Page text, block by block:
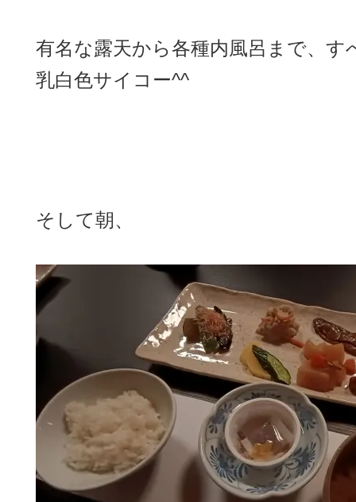
有名な露天から各種内風呂まで、
乳白色サイコー^^
そして朝、